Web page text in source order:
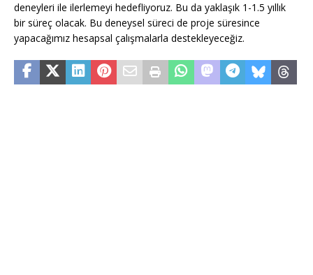
deneyleri ile ilerlemeyi hedefliyoruz. Bu da yaklaşık 1-1.5 yıllık
bir süreç olacak. Bu deneysel süreci de proje süresince
yapacağımız hesapsal çalışmalarla destekleyeceğiz.